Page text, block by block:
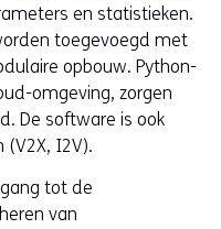
en statistieken.
toegevoegd met
opbouw. Python-
omgeving, zorgen
De software is ook
(V2X, I2V).
tot de
van